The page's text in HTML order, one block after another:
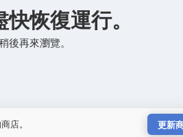
恢復運行。
後再來瀏覽。
店。 更新